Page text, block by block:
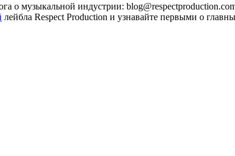
о музыкальной индустрии:
лейбла Respect Production и узнавайте первыми о